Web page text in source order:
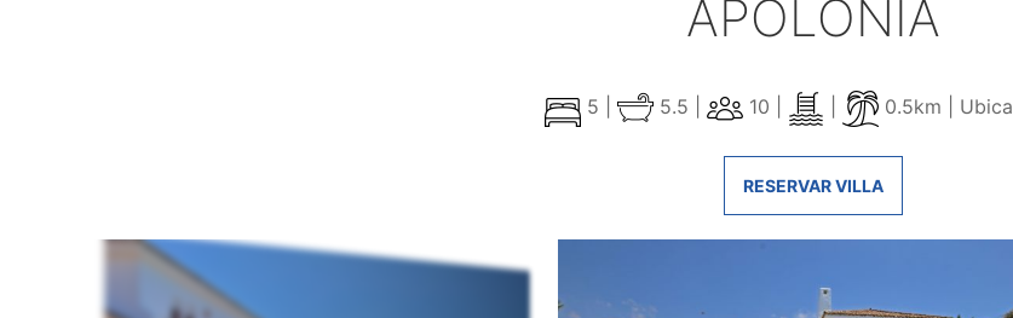
APOLONIA
5 | 5.5 | 10 | 0.5km |
RESERVAR VILLA